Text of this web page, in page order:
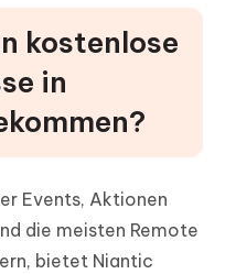
kostenlose
in
Events, Aktionen
die meisten Remote
bietet Niantic